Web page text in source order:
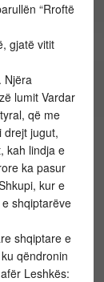
“Rroftë
gjatë vitit
Njëra
lumit Vardar
që me
drejt jugut,
kah lindja e
ka pasur
kur e
shqiptarëve
shqiptare e
qëndronin
Leshkës: